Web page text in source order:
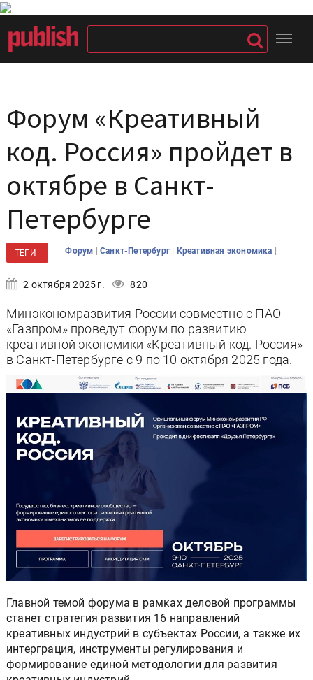
Форум «Креативный
код. Россия» пройдет в
октябре в Санкт-
Петербурге
ТЕГИ Форум | Санкт-Петербург | Креативная экономика |
2 октября 2025 г. 820
Минэкономразвития России совместно с ПАО
«Газпром» проведут форум по развитию
креативной экономики «Креативный код. Россия»
в Санкт-Петербурге c 9 по 10 октября 2025 года.
Главной темой форума в рамках деловой программы
станет стратегия развития 16 направлений
креативных индустрий в субъектах России, а также их
интерграция, инструменты регулирования и
формирование единой методологии для развития